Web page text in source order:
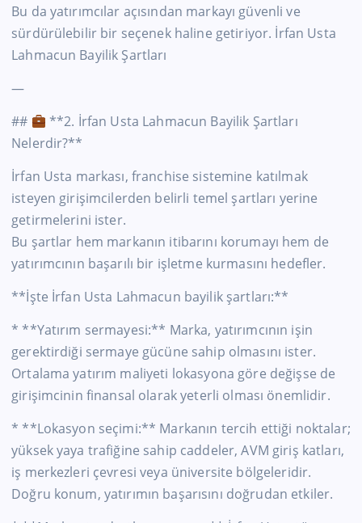
Bu da yatırımcılar açısından markayı güvenli ve
sürdürülebilir bir seçenek haline getiriyor. İrfan Usta
Lahmacun Bayilik Şartları
—
##
**2. İrfan Usta Lahmacun Bayilik Şartları
Nelerdir?**
İrfan Usta markası, franchise sistemine katılmak
isteyen girişimcilerden belirli temel şartları yerine
getirmelerini ister.
Bu şartlar hem markanın itibarını korumayı hem de
yatırımcının başarılı bir işletme kurmasını hedefler.
**İşte İrfan Usta Lahmacun bayilik şartları:**
* **Yatırım sermayesi:** Marka, yatırımcının işin
gerektirdiği sermaye gücüne sahip olmasını ister.
Ortalama yatırım maliyeti lokasyona göre değişse de
girişimcinin finansal olarak yeterli olması önemlidir.
* **Lokasyon seçimi:** Markanın tercih ettiği noktalar;
yüksek yaya trafiğine sahip caddeler, AVM giriş katları,
iş merkezleri çevresi veya üniversite bölgeleridir.
Doğru konum, yatırımın başarısını doğrudan etkiler.